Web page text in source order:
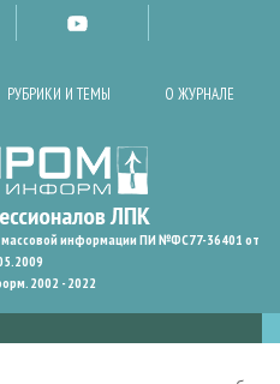
РУБРИКИ И ТЕМЫ О ЖУРНАЛЕ
массовой информации ПИ №ФС77-36401 от
2002 - 2022